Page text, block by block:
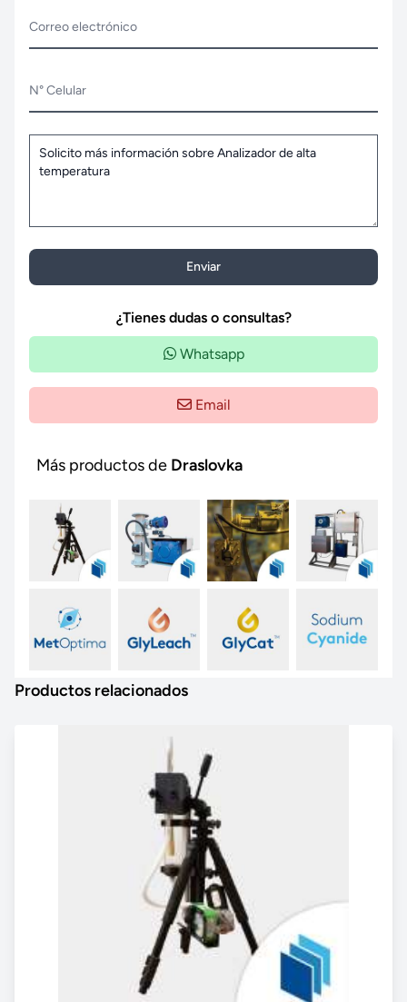
Correo electrónico
N° Celular
Enviar
¿Tienes dudas o consultas?
Whatsapp
Email
Más productos de Draslovka
Productos relacionados